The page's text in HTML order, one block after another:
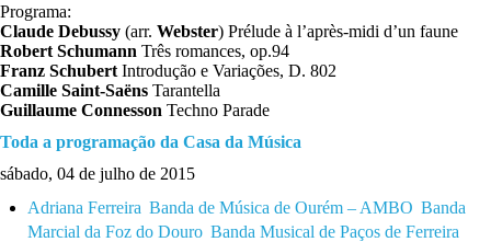
Programa:
Claude Debussy (arr. Webster) Prélude à l’après-midi d’un faune
Robert Schumann Três romances, op.94
Franz Schubert Introdução e Variações, D. 802
Camille Saint-Saëns Tarantella
Guillaume Connesson Techno Parade
Toda a programação da Casa da Música
sábado, 04 de julho de 2015
Adriana Ferreira Banda de Música de Ourém – AMBO Banda
Marcial da Foz do Douro Banda Musical de Paços de Ferreira